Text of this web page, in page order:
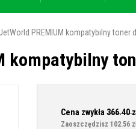
JetWorld PREMIUM kompatybilny toner
kompatybilny
Cena zwykła 366.40
Zaoszczędzisz 102.56